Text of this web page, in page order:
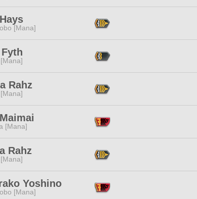
[Mana]
Rahz
[Mana]
Rahz
Yoshino
[Mana]